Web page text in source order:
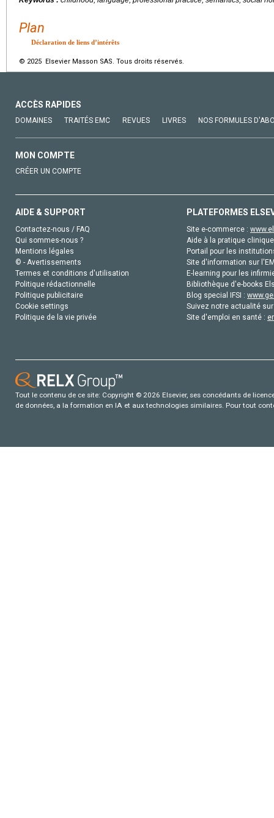
Plan
Déclaration de liens d’intérêts
© 2025 Elsevier Masson SAS. Tous droits réservés.
ACCÈS RAPIDES
DOMAINES TRAITÉS EMC REVUES LIVRES NOS FORMULES
MON COMPTE
CRÉER UN COMPTE
AIDE & SUPPORT
Contactez-nous / FAQ
Qui sommes-nous ?
Mentions légales
© - Avertissements
Termes et conditions d'utilisation
Politique rédactionnelle
Politique publicitaire
Cookie settings
Politique de la vie privée
PLATEFORMES
Site e-commerce :
Aide à la pratique
Portail pour les
Site d'information sur
E-learning pour les
Bibliothèque d'e-books
Blog special IFSI :
Suivez notre actualité
Site d'emploi en santé :
Tout le contenu de ce site: Copyright © 2026 Elsevier, ses concédants de
de données, a la formation en IA et aux technologies similaires. Pour tout